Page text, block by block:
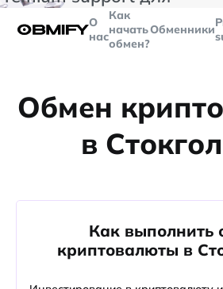
больше
$5000
О
нас
Как
начать
обмен?
Обменники
Обмен
в
Как выполнить
криптовалюты в